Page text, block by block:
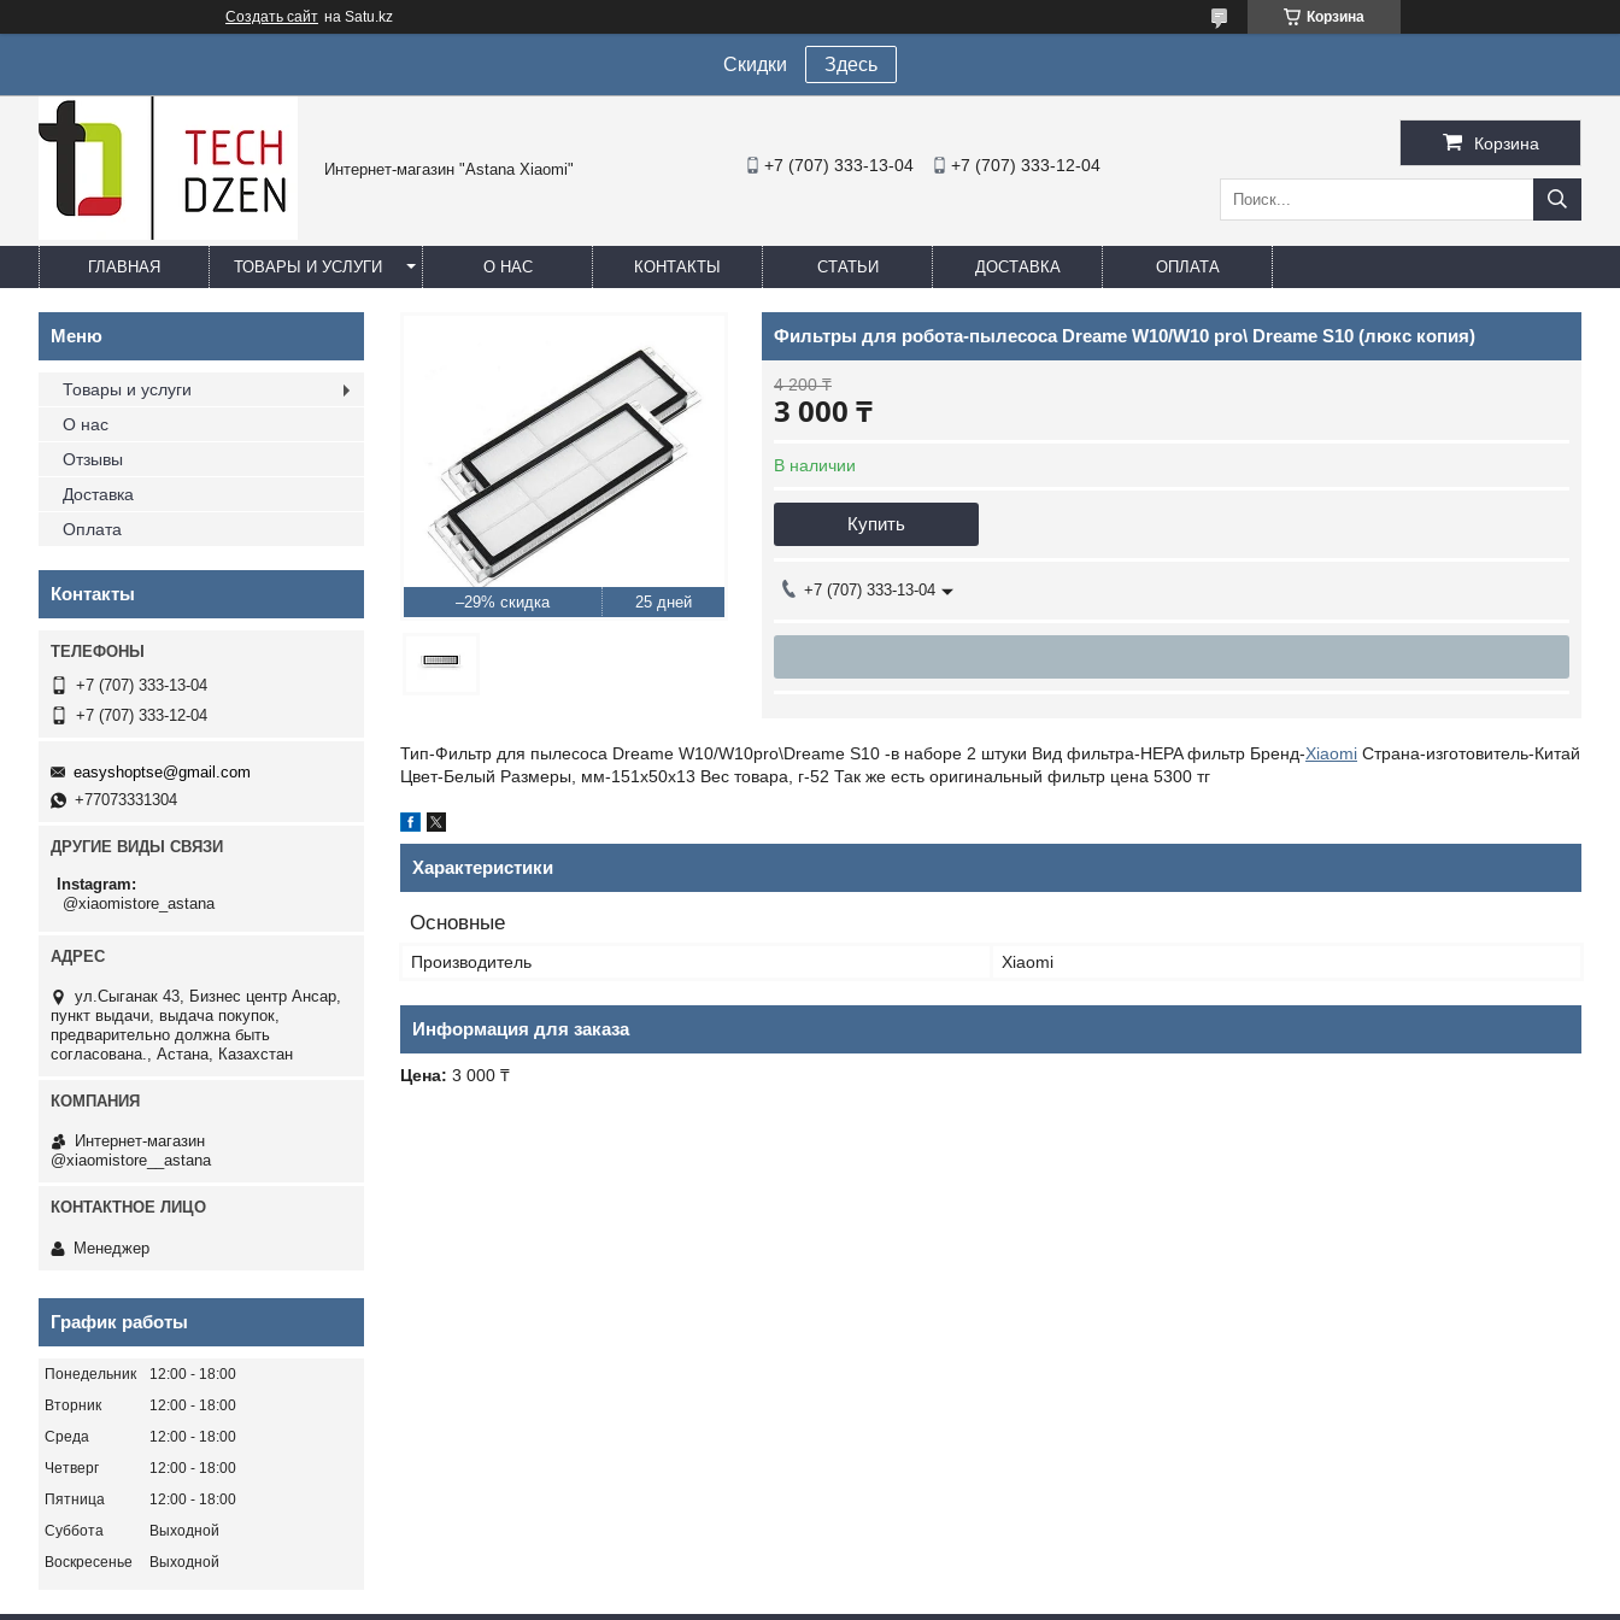
Создать сайт на Satu.kz Корзина
Скидки Здесь
Интернет-магазин "Astana Xiaomi" +7 (707) 333-13-04 +7 (707) 333-12-04
Корзина
ГЛАВНАЯ ТОВАРЫ И УСЛУГИ О НАС КОНТАКТЫ СТАТЬИ ДОСТАВКА ОПЛАТА
–29% 25 дней
Фильтры для робота-пылесоса Dreame W10/W10 pro\ Dreame S10 (люкс копия)
4 200 ₸
3 000 ₸
В наличии
Купить
+7 (707) 333-13-04
Тип-Фильтр для пылесоса Dreame W10/W10pro\Dreame S10 -в наборе 2 штуки Вид фильтра-HEPA фильтр Бренд-Xiaomi Страна-изготовитель-Китай
Цвет-Белый Размеры, мм-151x50x13 Вес товара, г-52 Так же есть оригинальный фильтр цена 5300 тг
Характеристики
Основные
Производитель Xiaomi
Информация для заказа
Цена: 3 000 ₸
Товары и услуги
О нас
Отзывы
Доставка
Оплата
Контакты
+7 (707) 333-13-04
+7 (707) 333-12-04
easyshoptse@gmail.com
+77073331304
ДРУГИЕ ВИДЫ СВЯЗИ
Instagram
@xiaomistore_astana
ул.Сыганак 43, Бизнес центр Ансар,
пункт выдачи, выдача покупок,
предварительно должна быть
согласована., Астана, Казахстан
Интернет-магазин
@xiaomistore__astana
Менеджер
График работы
Понедельник 12:00
18:00
Вторник
12:00
18:00
Среда
12:00
18:00
Четверг
12:00
18:00
Пятница
12:00
18:00
Суббота
Выходной
Воскресенье
Выходной